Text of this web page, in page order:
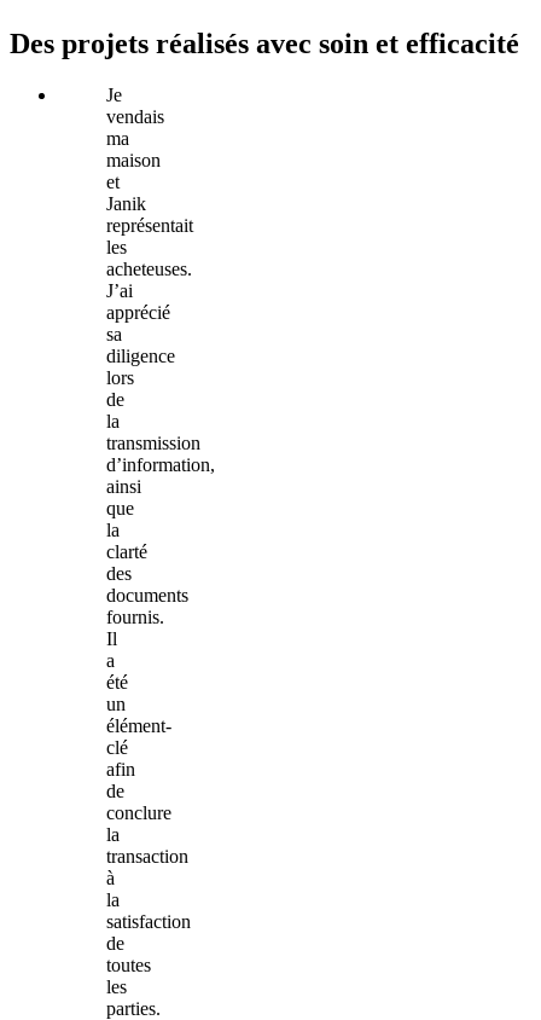
Des projets réalisés avec soin et efficacité
Je
vendais
ma
maison
et
Janik
représentait
les
acheteuses.
J’ai
apprécié
sa
diligence
lors
de
la
transmission
d’information,
ainsi
que
la
clarté
des
documents
fournis.
Il
a
été
un
élément-
clé
afin
de
conclure
la
transaction
à
la
satisfaction
de
toutes
les
parties.